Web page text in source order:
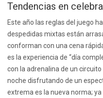
Tendencias en
Este año las reglas del juego
despedidas mixtas están
conforman con una cena
es la experiencia de “día
con la adrenalina de un circuito
noche disfrutando de un
extrema es la nueva norma;